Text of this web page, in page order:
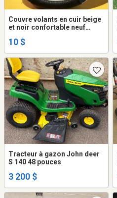
Couvre volants en cuir beige
et noir confortable neuf
10 $
Tracteur à gazon John deer
S 140 48 pouces
3 200 $